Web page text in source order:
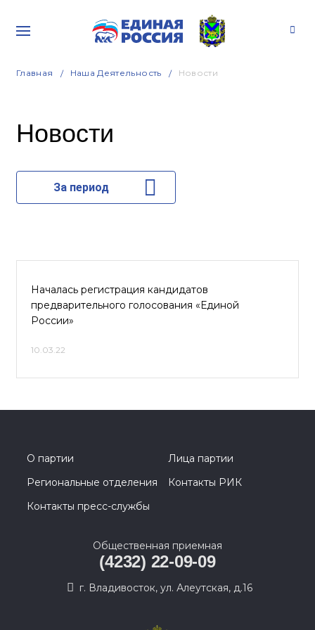
Главная Наша Деятельность Новости
Новости
За период
Началась регистрация кандидатов
предварительного голосования «Единой
России»
10.03.22
О партии
Лица партии
Региональные отделения
Контакты РИК
Контакты пресс-службы
Общественная приемная
(4232) 22-09-09
г. Владивосток, ул. Алеутская, д.16